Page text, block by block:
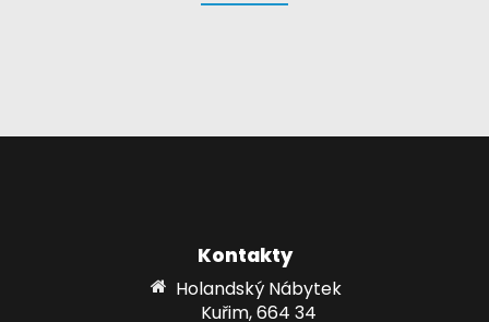
Kontakty
Holandský Nábytek
Kuřim, 664 34